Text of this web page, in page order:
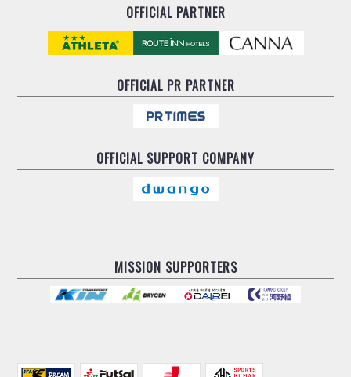
OFFICIAL PARTNER
OFFICIALPR PARTNER
OFFICIAL SUPPORT COMPANY
MISSION SUPPORTERS